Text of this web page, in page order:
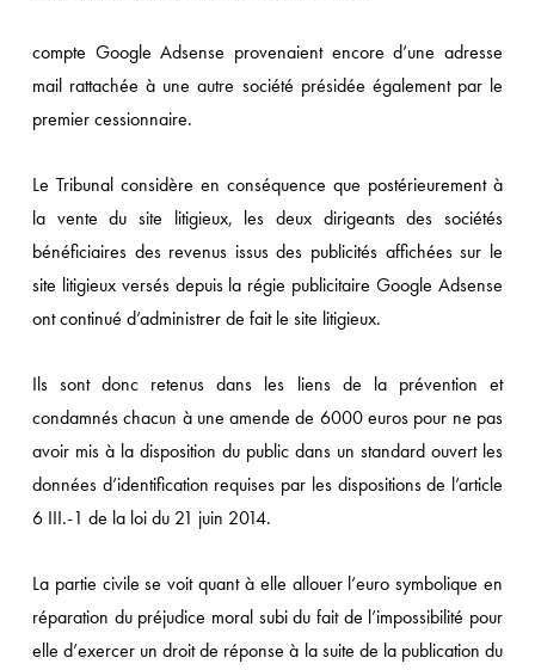
compte Google Adsense provenaient encore d’une adresse
mail rattachée à une autre société présidée également par le
premier cessionnaire.
Le Tribunal considère en conséquence que postérieurement à
la vente du site litigieux, les deux dirigeants des sociétés
bénéficiaires des revenus issus des publicités affichées sur le
site litigieux versés depuis la régie publicitaire Google Adsense
ont continué d’administrer de fait le site litigieux.
Ils sont donc retenus dans les liens de la prévention et
condamnés chacun à une amende de 6000 euros pour ne pas
avoir mis à la disposition du public dans un standard ouvert les
données d’identification requises par les dispositions de l’article
6 III.-1 de la loi du 21 juin 2014.
La partie civile se voit quant à elle allouer l’euro symbolique en
réparation du préjudice moral subi du fait de l’impossibilité pour
elle d’exercer un droit de réponse à la suite de la publication du